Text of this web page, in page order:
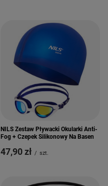
NILS Zestaw Pływacki Okularki Anti-
Fog + Czepek Silikonowy Na Basen
47,90 zł / szt.